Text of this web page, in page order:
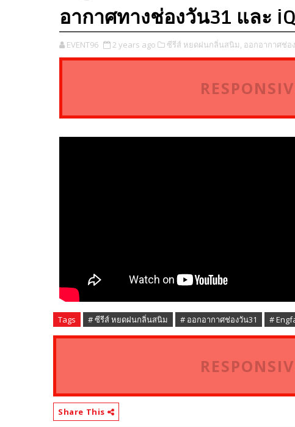
อากาศทางช่องวัน31 และ
EVENT96 2 years ago ซีรีส์ หยดฝนกลิ่นสนิม, ออกอากาศช่อง
Tags # ซีรีส์ หยดฝนกลิ่นสนิม # ออกอากาศช่องวัน31 #
Share This